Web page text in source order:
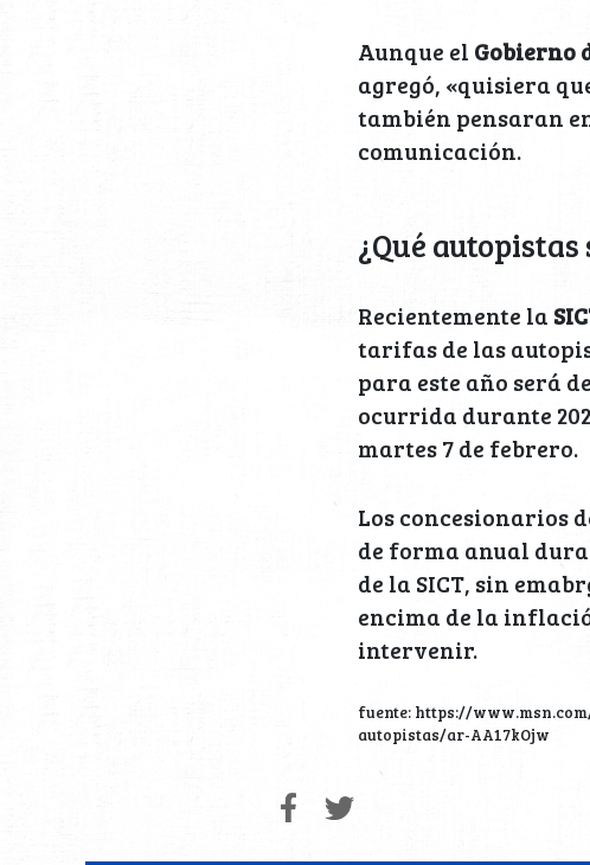
Aunque el Gobierno
agregó, «quisiera
también pensaran
comunicación.
¿Qué
Recientemente la
tarifas de las
para este año será
ocurrida durante
martes 7 de febrero.
Los concesionarios
de forma anual
de la SICT, sin
encima de la
intervenir.
fuente: https://
autopistas/ar-AA17kOjw